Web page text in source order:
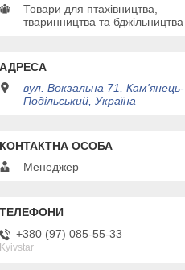
Товари для птахівництва,
тваринництва та бджільництва
вул. Вокзальна 71, Кам'янець-
Подільський, Україна
Менеджер
+380 (97) 085-55-33
Kyivstar